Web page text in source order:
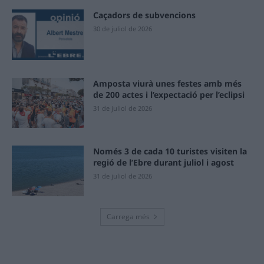
Caçadors de subvencions
30 de juliol de 2026
Amposta viurà unes festes amb més
de 200 actes i l’expectació per l’eclipsi
31 de juliol de 2026
Només 3 de cada 10 turistes visiten la
regió de l’Ebre durant juliol i agost
31 de juliol de 2026
Carrega més